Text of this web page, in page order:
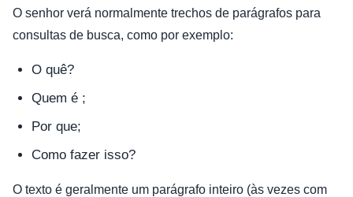
O senhor verá normalmente trechos de parágrafos para
consultas de busca, como por exemplo:
O quê?
Quem é ;
Por que;
Como fazer isso?
O texto é geralmente um parágrafo inteiro (às vezes com